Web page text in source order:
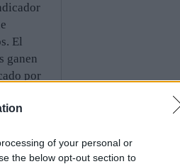
of your personal or
the below opt-out section to
El
ganen
por
el
—